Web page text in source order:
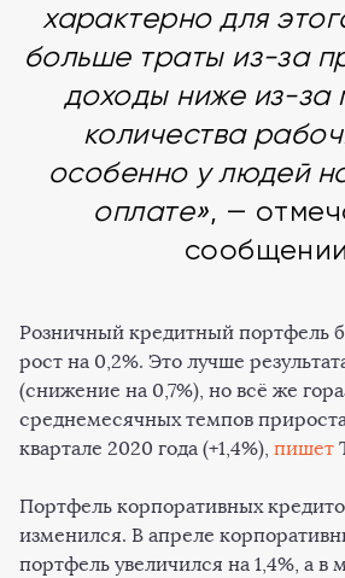
характерно для
больше траты из-за
доходы ниже из-за
количества
особенно у людей
оплате», —
Розничный кредитный портфель
рост на 0,2%. Это лучше
(снижение на 0,7%), но всё же
среднемесячных темпов прироста
квартале 2020 года (+1,4%), пишет
Портфель корпоративных
изменился. В апреле
портфель увеличился на 1,4%, а в